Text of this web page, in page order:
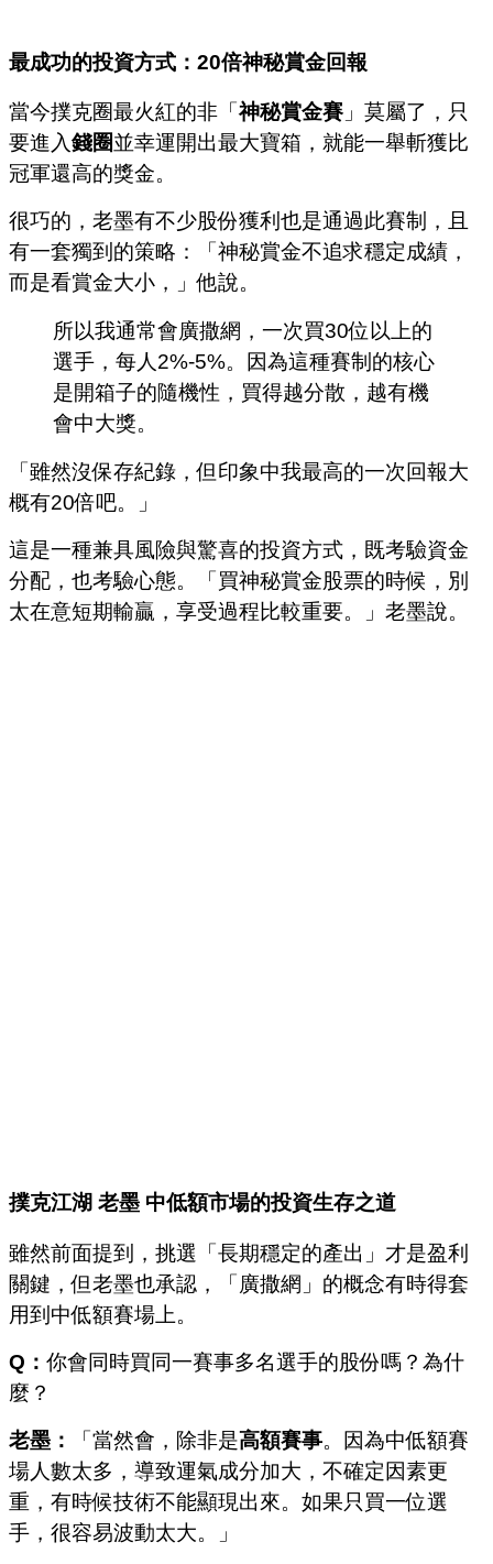
最成功的投資方式：20倍神秘賞金回報
當今撲克圈最火紅的非「神秘賞金賽 」莫屬了，只
要進入錢圈並幸運開出最大寶箱，就能一舉斬獲比
冠軍還高的獎金。
很巧的，老墨有不少股份獲利也是通過此賽制，且
有一套獨到的策略：
「神秘賞金不追求穩定成績，
而是看賞金大小，」他說。
所以我通常會廣撒網，一次買30位以上的
選手，每人2%-5%。因為這種賽制的核心
是開箱子的隨機性，買得越分散，越有機
會中大獎。
「雖然沒保存紀錄，但印象中我最高的一次回報大
概有20倍吧。」
這是一種兼具風險與驚喜的投資方式，既考驗資金
分配，也考驗心態。「買神秘賞金股票的時候，別
太在意短期輸贏，享受過程比較重要。」老墨說。
撲克江湖 老墨 中低額市場的投資生存之道
雖然前面提到，挑選「長期穩定的產出」才是盈利
關鍵，但老墨也承認，「廣撒網」的概念有時得套
用到中低額賽場上。
Q： 你會同時買同一賽事多名選手的股份嗎？為什
麼？
老墨： 「當然會，除非是高額賽事。因為中低額賽
場人數太多，導致運氣成分加大，不確定因素更
重，有時候技術不能顯現出來。如果只買一位選
手，很容易波動太大。」